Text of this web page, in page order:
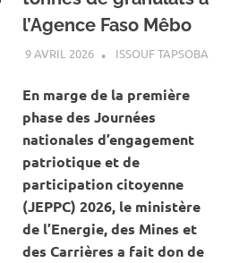
l’Agence Faso Mêbo
9 AVRIL 2026 ISSOUF TAPSOBA
En marge de la première
phase des Journées
nationales d’engagement
patriotique et de
participation citoyenne
(JEPPC) 2026, le ministère
de l’Energie, des Mines et
des Carrières a fait don de